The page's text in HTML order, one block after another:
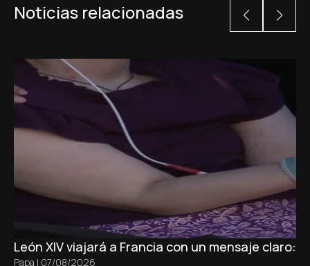
Noticias relacionadas
León XIV viajará a Francia con un mensaje claro:
Papa | 07/08/2026